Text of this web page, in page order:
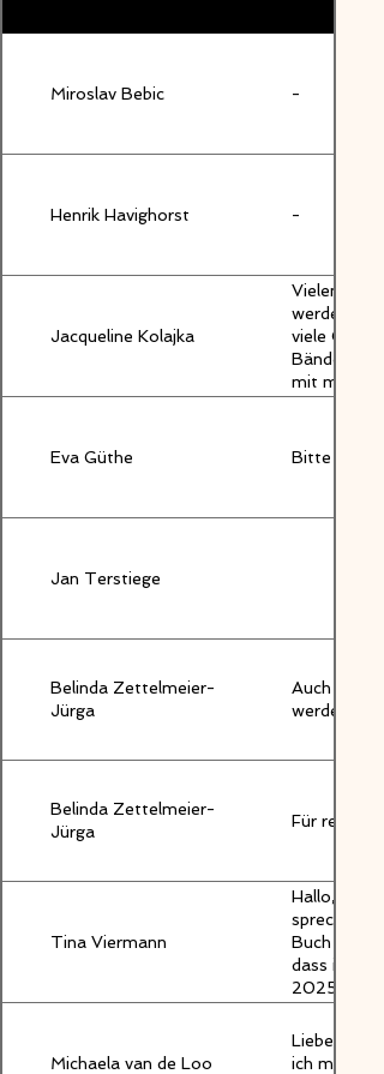
Miroslav Bebic -
Henrik Havighorst -
Jacqueline Kolajka
Vielen
werde ich
viele
Bände
mit
Eva Güthe Bitte die
Jan Terstiege
Belinda Zettelmeier-
Jürga
Auch hier,
werden.
Belinda Zettelmeier-
Jürga
Für reines
Tina Viermann
Hallo, mir
sprechen
Buch mit
dass ich
2025
Michaela van de Loo
Liebe
ich mir hier